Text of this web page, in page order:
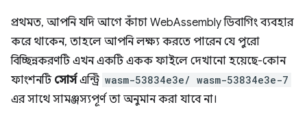
প্রথমত, আপনি যদি আগে কাঁচা WebAssembly ডিবাগিং ব্যবহার
করে থাকেন, তাহলে আপনি লক্ষ্য করতে পারেন যে পুরো
বিচ্ছিন্নকরণটি এখন একটি একক ফাইলে দেখানো হয়েছে-কোন
ফাংশনটি সোর্সএন্ট্রি wasm-53834e3e/ wasm-53834e3e-7
এর সাথে সামঞ্জস্যপূর্ণ তা অনুমান করা যাবে না।